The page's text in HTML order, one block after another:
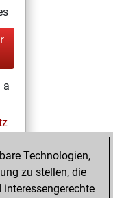
a
Technologien,
zu stellen, die